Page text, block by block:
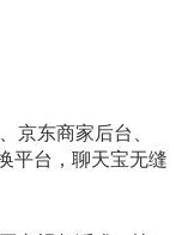
京东商家后台、
平台，聊天宝无缝